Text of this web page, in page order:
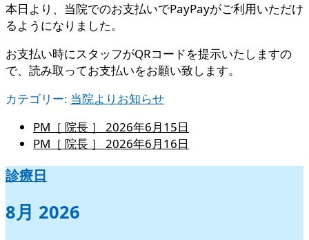
本日より、当院でのお支払いでPayPayがご利用いただけ
るようになりました。
お支払い時にスタッフがQRコードを提示いたしますの
で、読み取ってお支払いをお願い致します。
カテゴリー: 当院よりお知らせ
PM［ 院長 ］ 2026年6月15日
PM［ 院長 ］ 2026年6月16日
診療日
8月 2026